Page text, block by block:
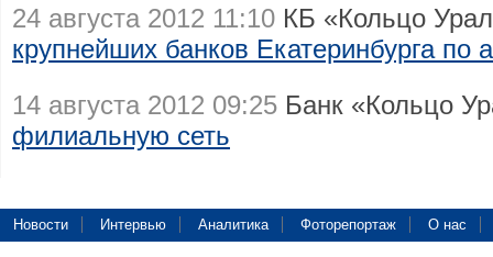
24 августа 2012 11:10 КБ «Кольцо
крупнейших банков Екатеринбурга по
14 августа 2012 09:25 Банк «Кольцо
филиальную сеть
Новости Интервью Аналитика Фоторепортаж О нас